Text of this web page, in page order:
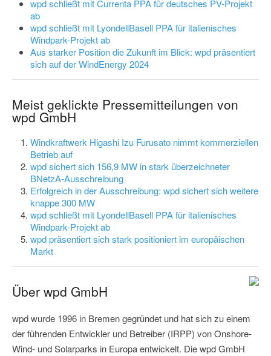
wpd schließt mit Currenta PPA für deutsches PV-Projekt
ab
wpd schließt mit LyondellBasell PPA für italienisches
Windpark-Projekt ab
Aus starker Position die Zukunft im Blick: wpd präsentiert
sich auf der WindEnergy 2024
Meist geklickte Pressemitteilungen von
wpd GmbH
Windkraftwerk Higashi Izu Furusato nimmt kommerziellen
Betrieb auf
wpd sichert sich 156,9 MW in stark überzeichneter
BNetzA-Ausschreibung
Erfolgreich in der Ausschreibung: wpd sichert sich weitere
knappe 300 MW
wpd schließt mit LyondellBasell PPA für italienisches
Windpark-Projekt ab
wpd präsentiert sich stark positioniert im europäischen
Markt
Über wpd GmbH
wpd wurde 1996 in Bremen gegründet und hat sich zu einem
der führenden Entwickler und Betreiber (IRPP) von Onshore-
Wind- und Solarparks in Europa entwickelt. Die wpd GmbH